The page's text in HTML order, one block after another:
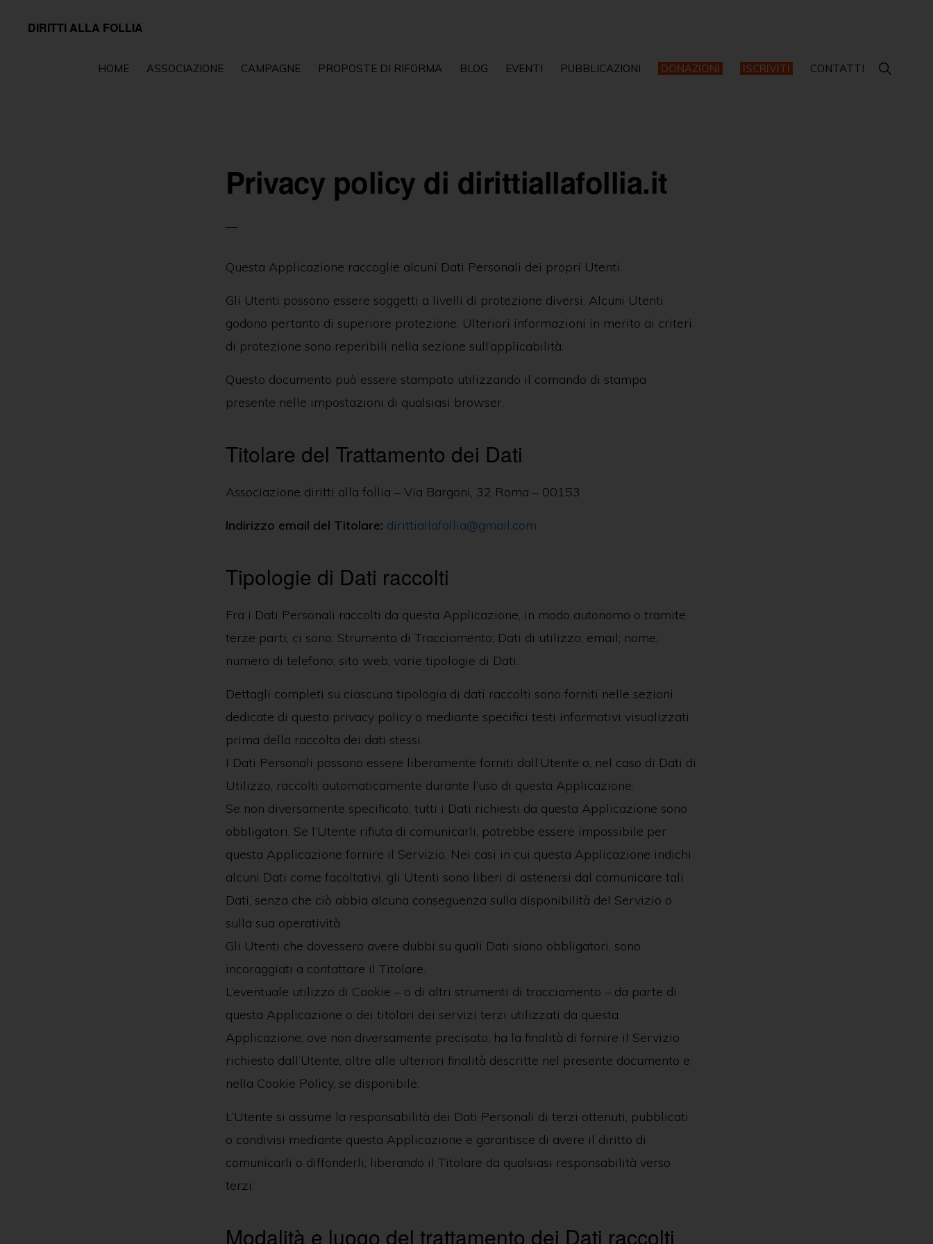
DIRITTI ALLA FOLLIA
HOME ASSOCIAZIONE CAMPAGNE PROPOSTE DI RIFORMA BLOG EVENTI PUBBLICAZIONI DONAZIONI ISCRIVITI CONTATTI
Privacy policy di dirittiallafollia.it
Questa Applicazione raccoglie alcuni Dati Personali dei propri Utenti.
Gli Utenti possono essere soggetti a livelli di protezione diversi. Alcuni Utenti
godono pertanto di superiore protezione. Ulteriori informazioni in merito ai criteri
di protezione sono reperibili nella sezione sull’applicabilità.
Questo documento può essere stampato utilizzando il comando di stampa
presente nelle impostazioni di qualsiasi browser.
Titolare del Trattamento dei Dati
Associazione diritti alla follia – Via Bargoni, 32 Roma – 00153
Indirizzo email del Titolare: dirittiallafollia@gmail.com
Tipologie di Dati raccolti
Fra i Dati Personali raccolti da questa Applicazione, in modo autonomo o tramite
terze parti, ci sono: Strumento di Tracciamento; Dati di utilizzo; email; nome;
numero di telefono; sito web; varie tipologie di Dati.
Dettagli completi su ciascuna tipologia di dati raccolti sono forniti nelle sezioni
dedicate di questa privacy policy o mediante specifici testi informativi visualizzati
prima della raccolta dei dati stessi.
I Dati Personali possono essere liberamente forniti dall’Utente o, nel caso di Dati di
Utilizzo, raccolti automaticamente durante l’uso di questa Applicazione.
Se non diversamente specificato, tutti i Dati richiesti da questa Applicazione sono
obbligatori. Se l’Utente rifiuta di comunicarli, potrebbe essere impossibile per
questa Applicazione fornire il Servizio. Nei casi in cui questa Applicazione indichi
alcuni Dati come facoltativi, gli Utenti sono liberi di astenersi dal comunicare tali
Dati, senza che ciò abbia alcuna conseguenza sulla disponibilità del Servizio o
sulla sua operatività.
Gli Utenti che dovessero avere dubbi su quali Dati siano obbligatori, sono
incoraggiati a contattare il Titolare.
L’eventuale utilizzo di Cookie – o di altri strumenti di tracciamento – da parte di
questa Applicazione o dei titolari dei servizi terzi utilizzati da questa
Applicazione, ove non diversamente precisato, ha la finalità di fornire il Servizio
richiesto dall’Utente, oltre alle ulteriori finalità descritte nel presente documento e
nella Cookie Policy, se disponibile.
L’Utente si assume la responsabilità dei Dati Personali di terzi ottenuti, pubblicati
o condivisi mediante questa Applicazione e garantisce di avere il diritto di
comunicarli o diffonderli, liberando il Titolare da qualsiasi responsabilità verso
terzi.
Modalità e luogo del trattamento dei Dati raccolti